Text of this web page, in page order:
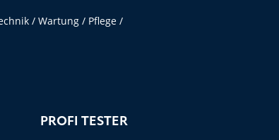
/ Wartung / Pflege /
PROFI TESTER